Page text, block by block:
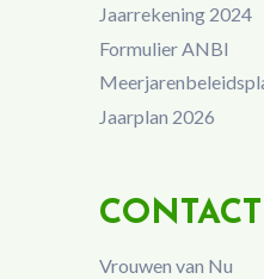
Jaarrekening 2024
Formulier ANBI
Jaarplan 2026
CONTACT
Vrouwen van Nu